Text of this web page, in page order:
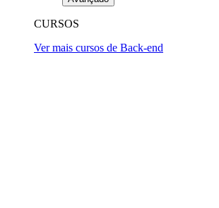
CURSOS
Ver mais cursos de Back-end